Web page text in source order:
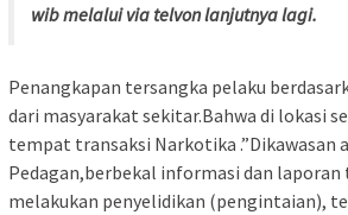
wib melalui via telvon lanjutnya lagi.
Penangkapan tersangka pelaku
dari masyarakat sekitar.Bahwa di lokasi
tempat transaksi Narkotika .”Dikawasan
Pedagan,berbekal informasi dan
melakukan penyelidikan (pengintaian),